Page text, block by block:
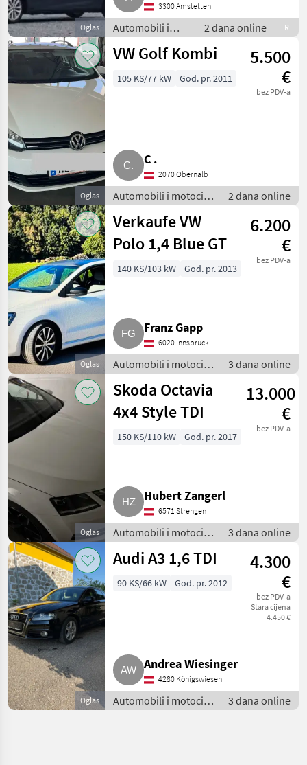
Oglas
3300 Amstetten
Automobili i
motocikli /
Limuzine
2 dana online R
Oglas
VW Golf Kombi
5.500
€
bez PDV-a
105 KS/77 kW God. pr. 2011
C .
2070 Obernalb
Automobili i motocikli
/ Limuzine
2 dana online
Oglas
Verkaufe VW
Polo 1,4 Blue GT
6.200
€
bez PDV-a
140 KS/103 kW God. pr. 2013
Franz Gapp
6020 Innsbruck
Automobili i motocikli
/ Limuzine
3 dana online
Oglas
Skoda Octavia
4x4 Style TDI
13.000
€
bez PDV-a
150 KS/110 kW God. pr. 2017
Hubert Zangerl
6571 Strengen
Automobili i motocikli
/ Limuzine
3 dana online
Oglas
Audi A3 1,6 TDI
4.300
€
bez PDV-a
Stara cijena
4.450 €
90 KS/66 kW God. pr. 2012
Andrea Wiesinger
4280 Königswiesen
Automobili i motocikli
/ Limuzine
3 dana online